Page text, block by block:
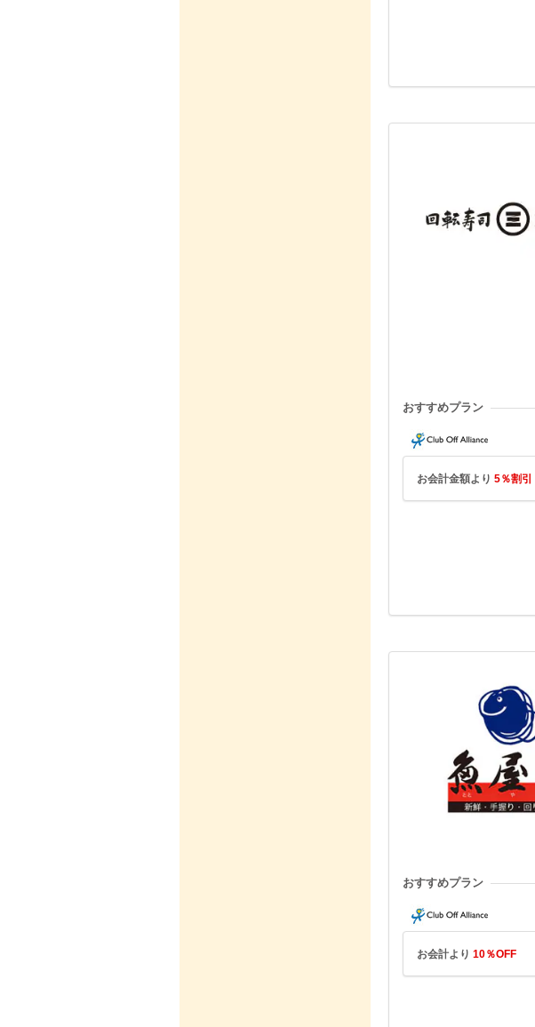
おすすめプラン
お会計金額より 5％割引
おすすめプラン
お会計より 10％OFF